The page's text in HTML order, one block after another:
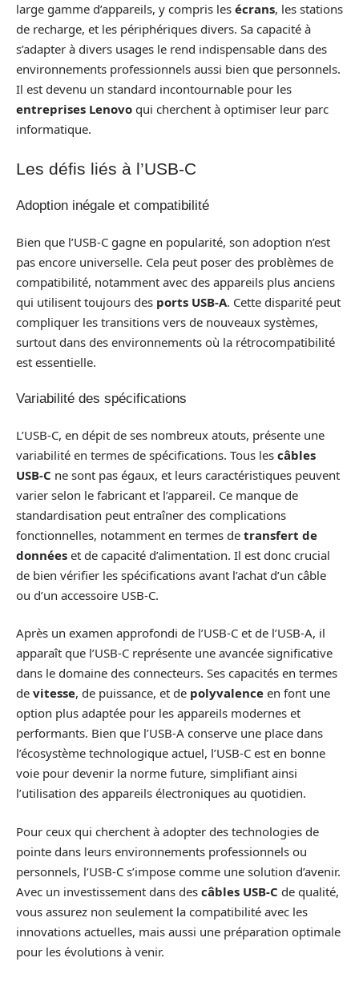
large gamme d’appareils, y compris les écrans, les stations
de recharge, et les périphériques divers. Sa capacité à
s’adapter à divers usages le rend indispensable dans des
environnements professionnels aussi bien que personnels.
Il est devenu un standard incontournable pour les
entreprises Lenovo qui cherchent à optimiser leur parc
informatique.
Les défis liés à l’USB-C
Adoption inégale et compatibilité
Bien que l’USB-C gagne en popularité, son adoption n’est
pas encore universelle. Cela peut poser des problèmes de
compatibilité, notamment avec des appareils plus anciens
qui utilisent toujours des ports USB-A. Cette disparité peut
compliquer les transitions vers de nouveaux systèmes,
surtout dans des environnements où la rétrocompatibilité
est essentielle.
Variabilité des spécifications
L’USB-C, en dépit de ses nombreux atouts, présente une
variabilité en termes de spécifications. Tous les câbles
USB-C ne sont pas égaux, et leurs caractéristiques peuvent
varier selon le fabricant et l’appareil. Ce manque de
standardisation peut entraîner des complications
fonctionnelles, notamment en termes de transfert de
données et de capacité d’alimentation. Il est donc crucial
de bien vérifier les spécifications avant l’achat d’un câble
ou d’un accessoire USB-C.
Après un examen approfondi de l’USB-C et de l’USB-A, il
apparaît que l’USB-C représente une avancée significative
dans le domaine des connecteurs. Ses capacités en termes
de vitesse, de puissance, et de polyvalence en font une
option plus adaptée pour les appareils modernes et
performants. Bien que l’USB-A conserve une place dans
l’écosystème technologique actuel, l’USB-C est en bonne
voie pour devenir la norme future, simplifiant ainsi
l’utilisation des appareils électroniques au quotidien.
Pour ceux qui cherchent à adopter des technologies de
pointe dans leurs environnements professionnels ou
personnels, l’USB-C s’impose comme une solution d’avenir.
Avec un investissement dans des câbles USB-C de qualité,
vous assurez non seulement la compatibilité avec les
innovations actuelles, mais aussi une préparation optimale
pour les évolutions à venir.